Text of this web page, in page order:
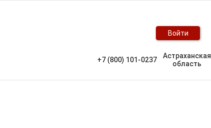
Войти
+7 (800) 101-0237
Астраханская
область